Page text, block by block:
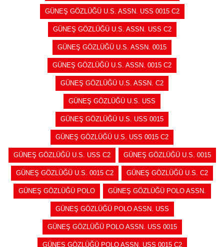
GÜNEŞ GÖZLÜĞÜ U.S. ASSN. USS 0015 C2
GÜNEŞ GÖZLÜĞÜ U.S. ASSN. USS C2
GÜNEŞ GÖZLÜĞÜ U.S. ASSN. 0015
GÜNEŞ GÖZLÜĞÜ U.S. ASSN. 0015 C2
GÜNEŞ GÖZLÜĞÜ U.S. ASSN. C2
GÜNEŞ GÖZLÜĞÜ U.S. USS
GÜNEŞ GÖZLÜĞÜ U.S. USS 0015
GÜNEŞ GÖZLÜĞÜ U.S. USS 0015 C2
GÜNEŞ GÖZLÜĞÜ U.S. USS C2 GÜNEŞ GÖZLÜĞÜ U.S. 0015
GÜNEŞ GÖZLÜĞÜ U.S. 0015 C2 GÜNEŞ GÖZLÜĞÜ U.S. C2
GÜNEŞ GÖZLÜĞÜ POLO GÜNEŞ GÖZLÜĞÜ POLO ASSN.
GÜNEŞ GÖZLÜĞÜ POLO ASSN. USS
GÜNEŞ GÖZLÜĞÜ POLO ASSN. USS 0015
GÜNEŞ GÖZLÜĞÜ POLO ASSN. USS 0015 C2